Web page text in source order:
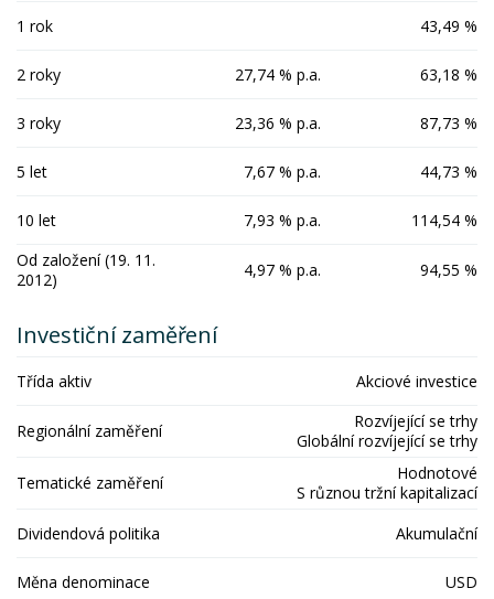
1 rok 43,49 %
2 roky 27,74 % p.a. 63,18 %
3 roky 23,36 % p.a. 87,73 %
5 let 7,67 % p.a. 44,73 %
10 let 7,93 % p.a.
114,54 %
Od založení (19. 11.
2012)
4,97 % p.a. 94,55 %
Investiční zaměření
Třída aktiv Akciové investice
Regionální zaměření
Rozvíjející se trhy
Globální rozvíjející se trhy
Tematické zaměření
Hodnotové
S různou tržní kapitalizací
Dividendová politika
Akumulační
Měna denominace USD